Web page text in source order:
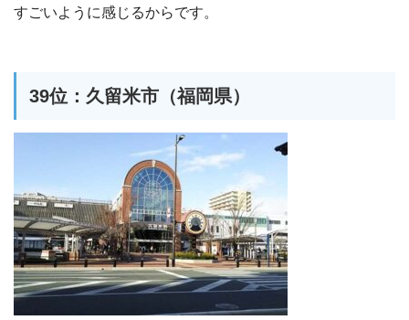
すごいように感じるからです。
39位：久留米市（福岡県）